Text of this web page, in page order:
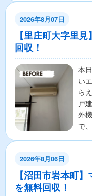
2026年8月07日
【里庄町大字里
回収！
本
い
ら
戸
外
で
2026年8月06日
【沼田市岩本町
を無料回収！